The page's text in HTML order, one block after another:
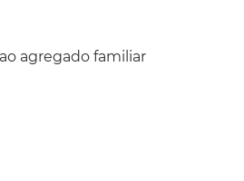
agregado familiar